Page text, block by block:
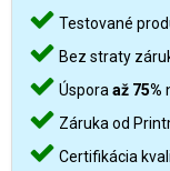
Testované
Bez straty
Úspora až 75%
Záruka od
Certifikácia